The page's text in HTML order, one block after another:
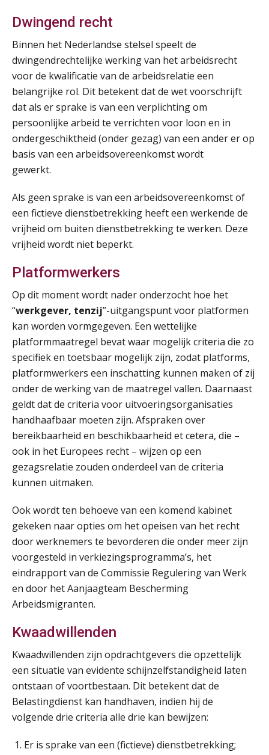
Dwingend recht
Binnen het Nederlandse stelsel speelt de
dwingendrechtelijke werking van het arbeidsrecht
voor de kwalificatie van de arbeidsrelatie een
belangrijke rol. Dit betekent dat de wet voorschrijft
dat als er sprake is van een verplichting om
persoonlijke arbeid te verrichten voor loon en in
ondergeschiktheid (onder gezag) van een ander er op
basis van een arbeidsovereenkomst wordt
gewerkt.
Als geen sprake is van een arbeidsovereenkomst of
een fictieve dienstbetrekking heeft een werkende de
vrijheid om buiten dienstbetrekking te werken. Deze
vrijheid wordt niet beperkt.
Platformwerkers
Op dit moment wordt nader onderzocht hoe het
“werkgever, tenzij”-uitgangspunt voor platformen
kan worden vormgegeven. Een wettelijke
platformmaatregel bevat waar mogelijk criteria die zo
specifiek en toetsbaar mogelijk zijn, zodat platforms,
platformwerkers een inschatting kunnen maken of zij
onder de werking van de maatregel vallen. Daarnaast
geldt dat de criteria voor uitvoeringsorganisaties
handhaafbaar moeten zijn. Afspraken over
bereikbaarheid en beschikbaarheid et cetera, die –
ook in het Europees recht – wijzen op een
gezagsrelatie zouden onderdeel van de criteria
kunnen uitmaken.
Ook wordt ten behoeve van een komend kabinet
gekeken naar opties om het opeisen van het recht
door werknemers te bevorderen die onder meer zijn
voorgesteld in verkiezingsprogramma’s, het
eindrapport van de Commissie Regulering van Werk
en door het Aanjaagteam Bescherming
Arbeidsmigranten.
Kwaadwillenden
Kwaadwillenden zijn opdrachtgevers die opzettelijk
een situatie van evidente schijnzelfstandigheid laten
ontstaan of voortbestaan. Dit betekent dat de
Belastingdienst kan handhaven, indien hij de
volgende drie criteria alle drie kan bewijzen:
Er is sprake van een (fictieve) dienstbetrekking;